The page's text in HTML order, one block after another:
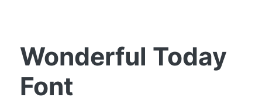
Wonderful Today
Font